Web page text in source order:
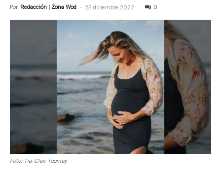
Por Redacción | Zona Wod - 25 diciembre 2022 0
Foto: Tia-Clair Toomey